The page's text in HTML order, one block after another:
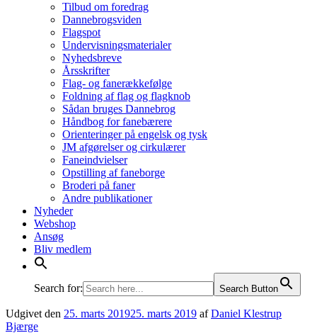
Tilbud om foredrag
Dannebrogsviden
Flagspot
Undervisningsmaterialer
Nyhedsbreve
Årsskrifter
Flag- og fanerækkefølge
Foldning af flag og flagknob
Sådan bruges Dannebrog
Håndbog for fanebærere
Orienteringer på engelsk og tysk
JM afgørelser og cirkulærer
Faneindvielser
Opstilling af faneborge
Broderi på faner
Andre publikationer
Nyheder
Webshop
Ansøg
Bliv medlem
Search for: Search Button
Udgivet den 25. marts 201925. marts 2019 afDaniel Klestrup
Bjærge